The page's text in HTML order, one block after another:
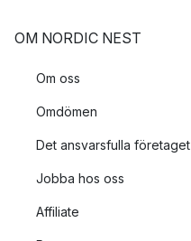
OM NORDIC NEST
Om oss
Omdömen
Det ansvarsfulla företaget
Jobba hos oss
Affiliate